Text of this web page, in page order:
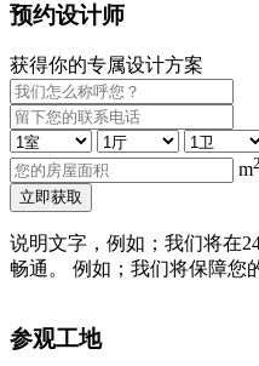
预约设计师
获得你的专属设计方案
m2
立即获取
说明文字，例如；我们将在
畅通。 例如；我们将保障您
参观工地